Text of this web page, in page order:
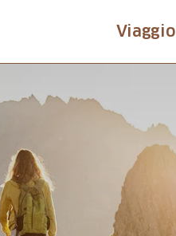
Viaggio